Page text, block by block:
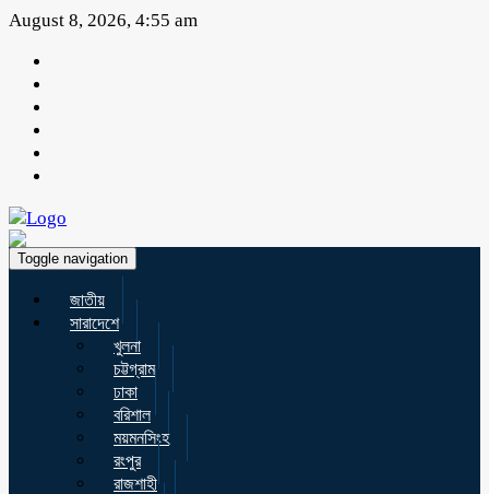
August 8, 2026, 4:55 am
Toggle navigation
জাতীয়
সারাদেশে
খুলনা
চট্টগ্রাম
ঢাকা
বরিশাল
ময়মনসিংহ
রংপুর
রাজশাহী